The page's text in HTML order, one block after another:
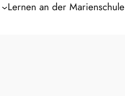
Lernen an der Marienschule